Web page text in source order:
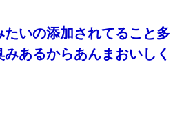
いの添加されてること多
あるからあんまおいしく